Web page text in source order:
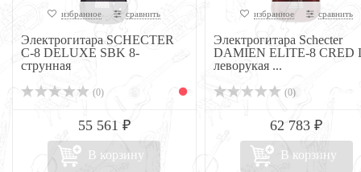
избранное сравнить
Электрогитара SCHECTER
C-8 DELUXE SBK 8-
струнная
(0)
55 561 ₽
В корзину
избранное сравнить
Электрогитара Schecter
DAMIEN ELITE-8 CRED
леворукая ...
(0)
62 783 ₽
В корзину